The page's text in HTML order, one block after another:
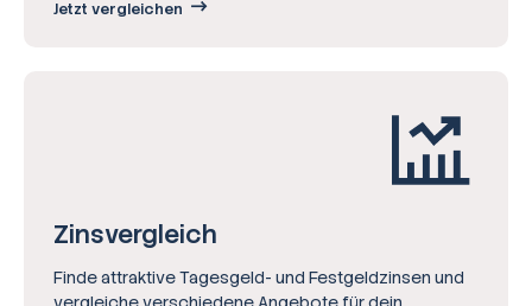
Jetzt vergleichen
Zinsvergleich
Finde attraktive Tagesgeld- und Festgeldzinsen und